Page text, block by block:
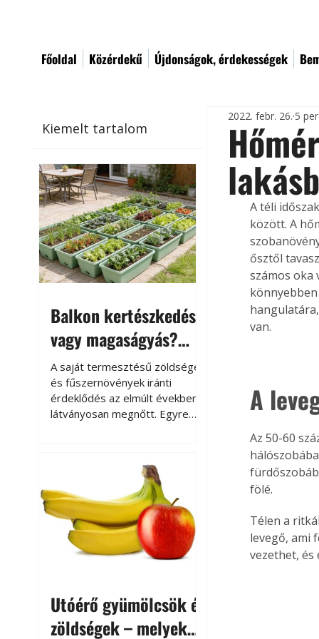
Főoldal Közérdekű Újdonságok, érdekességek
Kiemelt tartalom
Balkon kertészkedés
vagy magaságyás?
Helytakarékos
kertészkedés
A saját termesztésű zöldségek
és fűszernövények iránti
érdeklődés az elmúlt években
látványosan megnőtt. Egyre
kertészkedés sokak számára
kikapcsolódást és feltöltődést
is jelent.
Utóérő gyümölcsök és
zöldségek – melyek
2022. febr. 26. 5
A téli
között. A
ősztől
számos
van.
A
Az 50-60
fölé.
Télen a
levegő, ami
vezethet,